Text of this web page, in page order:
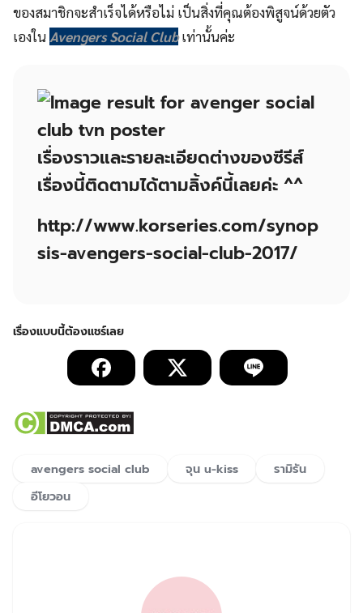
ของสมาชิกจะสำเร็จได้หรือไม่ เป็นสิ่งที่คุณต้องพิสูจน์ด้วยตัว
เองใน Avengers Social Clubเท่านั้นค่ะ
เรื่องราวและรายละเอียดต่างของซีรีส์
เรื่องนี้ติดตามได้ตามลิ้งค์นี้เลยค่ะ ^^
http://www.korseries.com/synop
sis-avengers-social-club-2017/
avengers social club จุน u-kiss
รามิรัน
อีโยวอน